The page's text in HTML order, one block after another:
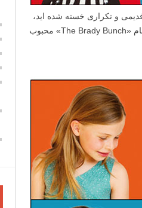
و تکراری خسته شده اید،
ساخت جدولی شامل چند عکس مجزا که توسط یک برنامه تلوزیونی به نام «The Brady Bunch» محبوب